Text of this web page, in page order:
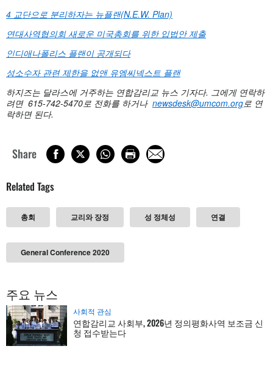
4 교단으로 분리하자는 뉴플랜(N.E.W. Plan)
연대사역협의회 새로운 미국총회를 위한 입법안 제출
인디애나폴리스 플랜이 공개되다
성소수자 관련 제한을 없앤 유엠씨넥스트 플랜
하지즈는 달라스에 거주하는 연합감리교 뉴스 기자다. 그에게 연락하
려면 615-742-5470로 전화를 하거나 newsdesk@umcom.org로 연
락하면 된다.
Share
Related Tags
총회 교리와 장정 성 정체성 연결
General Conference 2020
주요 뉴스
사회적 관심
연합감리교 사회부, 2026년 정의평화사역 보조금 신
청 접수받는다